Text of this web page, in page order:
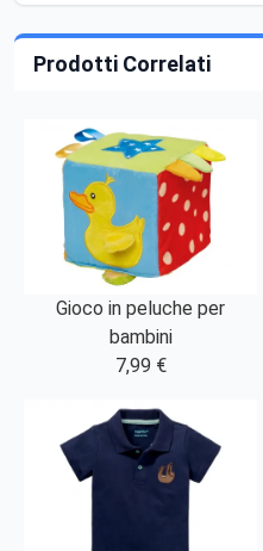
Prodotti Correlati
Gioco in peluche per
bambini
7,99 €